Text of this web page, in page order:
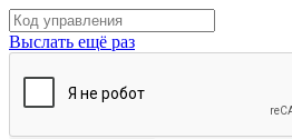
Выслать ещё раз